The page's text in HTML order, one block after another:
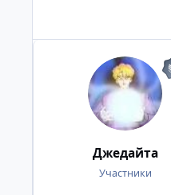
Джедайта
Участники